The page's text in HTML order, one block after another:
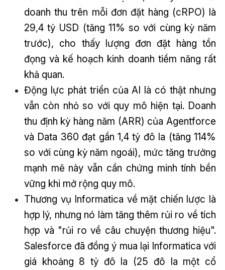
doanh thu trên mỗi đơn đặt hàng (cRPO) là
29,4 tỷ USD (tăng 11% so với cùng kỳ năm
trước), cho thấy lượng đơn đặt hàng tồn
đọng và kế hoạch kinh doanh tiềm năng rất
khả quan.
Động lực phát triển của AI là có thật nhưng
vẫn còn nhỏ so với quy mô hiện tại. Doanh
thu định kỳ hàng năm (ARR) của Agentforce
và Data 360 đạt gần 1,4 tỷ đô la (tăng 114%
so với cùng kỳ năm ngoái), mức tăng trưởng
mạnh mẽ này vẫn cần chứng minh tính bền
vững khi mở rộng quy mô.
Thương vụ Informatica về mặt chiến lược là
hợp lý, nhưng nó làm tăng thêm rủi ro về tích
hợp và "rủi ro về câu chuyện thương hiệu".
Salesforce đã đồng ý mua lại Informatica với
giá khoảng 8 tỷ đô la (25 đô la một cổ